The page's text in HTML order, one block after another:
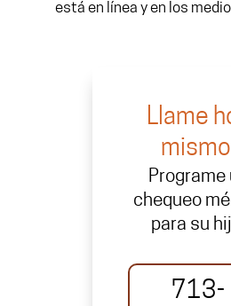
está en línea y en los
Llame
Programe
chequeo
para su
713-